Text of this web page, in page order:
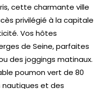
cette charmante ville
privilégié à la capitale
Vos hôtes
de Seine, parfaites
des joggings matinaux.
poumon vert de 80
et des